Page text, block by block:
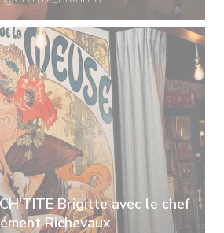
Brigitte avec le chef
Richevaux